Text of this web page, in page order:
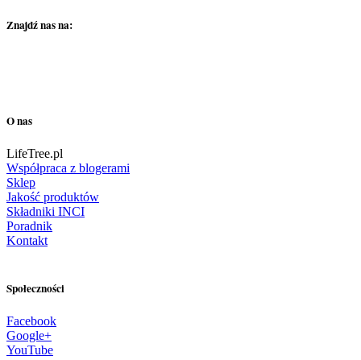
Znajdź nas na:
O nas
LifeTree.pl
Współpraca z blogerami
Sklep
Jakość produktów
Składniki INCI
Poradnik
Kontakt
Społeczności
Facebook
Google+
YouTube